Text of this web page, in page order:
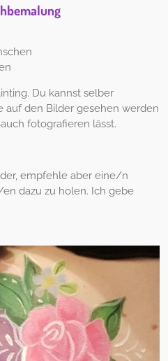
Du kannst selber
auf den Bilder gesehen werden
fotografieren lässt.
empfehle aber eine/n
dazu zu holen. Ich gebe